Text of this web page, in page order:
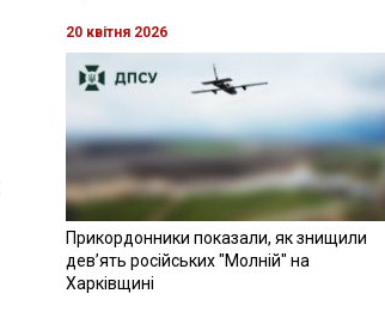
20 квітня 2026
Прикордонники показали, як знищили
девʼять російських "Молній" на
Харківщині